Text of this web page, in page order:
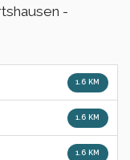
-
1.6 KM
1.6 KM
1.6 KM